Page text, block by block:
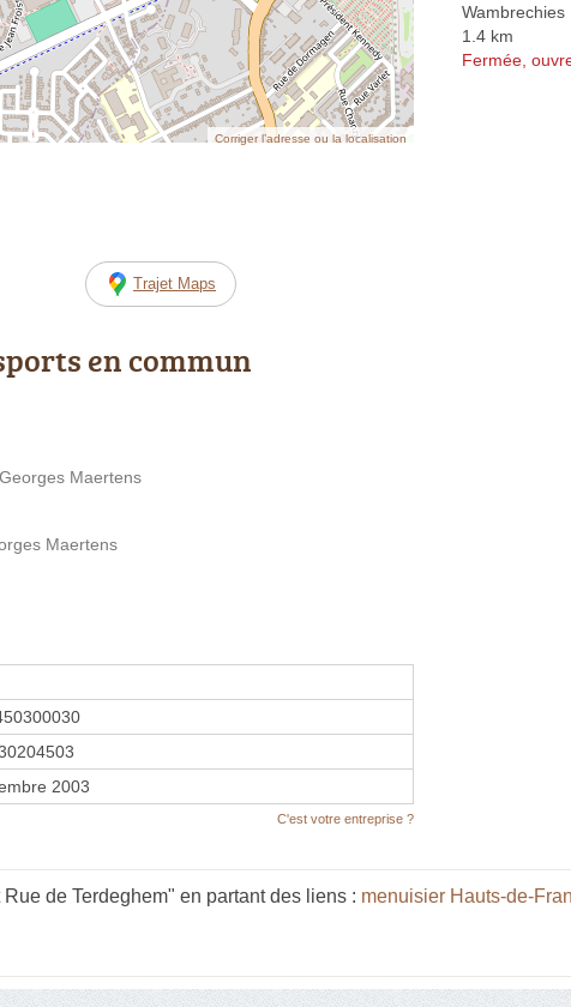
Corriger l’adresse ou la localisation
Trajet Maps
en commun
Maertens
Maertens
2003
C'est votre entreprise ?
Wambrechies
1.4 km
Fermée,
de Terdeghem" en partant des liens : menuisier Hauts-de-